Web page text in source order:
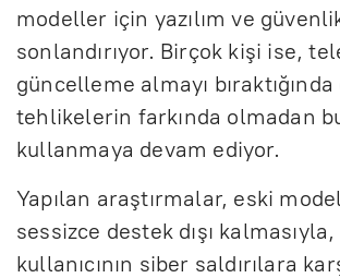
modeller için yazılım ve
sonlandırıyor. Birçok kişi ise,
güncelleme almayı bıraktığında
tehlikelerin farkında olmadan
kullanmaya devam ediyor.
Yapılan araştırmalar, eski
sessizce destek dışı
kullanıcının siber saldırılara